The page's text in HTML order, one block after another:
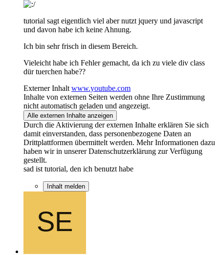
tutorial sagt eigentlich viel aber nutzt jquery und javascript
und davon habe ich keine Ahnung.
Ich bin sehr frisch in diesem Bereich.
Vieleicht habe ich Fehler gemacht, da ich zu viele div class
dür tuerchen habe??
Externer Inhalt www.youtube.com
Inhalte von externen Seiten werden ohne Ihre Zustimmung
nicht automatisch geladen und angezeigt.
Alle externen Inhalte anzeigen
Durch die Aktivierung der externen Inhalte erklären Sie sich
damit einverstanden, dass personenbezogene Daten an
Drittplattformen übermittelt werden. Mehr Informationen dazu
haben wir in unserer Datenschutzerklärung zur Verfügung
gestellt.
sad ist tutorial, den ich benutzt habe
Inhalt melden